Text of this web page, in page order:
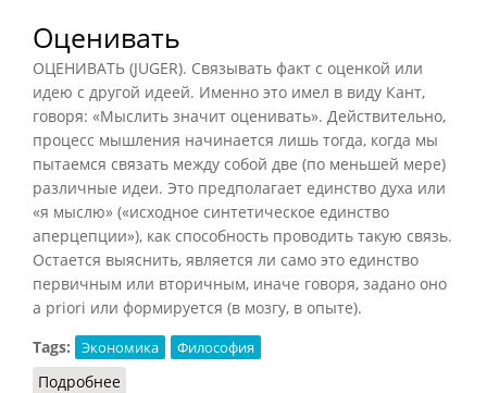
Оценивать
ОЦЕНИВАТЬ (JUGER). Связывать факт с оценкой или
идею с другой идеей. Именно это имел в виду Кант,
говоря: «Мыслить значит оценивать». Действительно,
процесс мышления начинается лишь тогда, когда мы
пытаемся связать между собой две (по меньшей мере)
различные идеи. Это предполагает единство духа или
«я мыслю» («исходное синтетическое единство
аперцепции»), как способность проводить такую связь.
Остается выяснить, является ли само это единство
первичным или вторичным, иначе говоря, задано оно
a priori или формируется (в мозгу, в опыте).
Tags:
Экономика Философия
Подробнее